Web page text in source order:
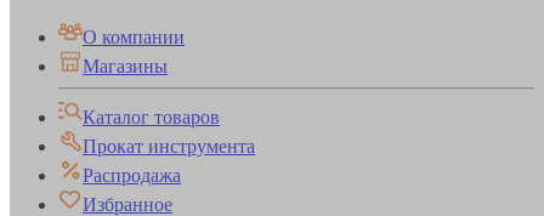
О компании
Магазины
Каталог товаров
Прокат инструмента
Распродажа
Избранное